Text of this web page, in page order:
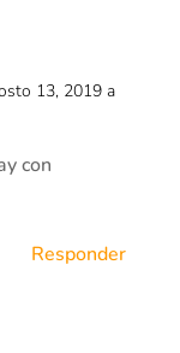
13, 2019 a
con
Responder